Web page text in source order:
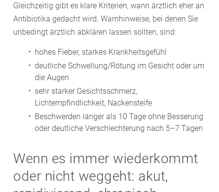
Gleichzeitig gibt es klare Kriterien, wann ärztlich eher an
Antibiotika gedacht wird. Warnhinweise, bei denen Sie
unbedingt ärztlich abklären lassen sollten, sind:
hohes Fieber, starkes Krankheitsgefühl
deutliche Schwellung/Rötung im Gesicht oder um
die Augen
sehr starker Gesichtsschmerz,
Lichtempfindlichkeit, Nackensteife
Beschwerden länger als 10 Tage ohne Besserung
oder deutliche Verschlechterung nach 5–7 Tagen
Wenn es immer wiederkommt
oder nicht weggeht: akut,